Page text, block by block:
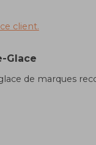
client.
Glace
de marques